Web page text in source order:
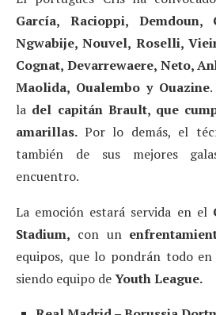
García, Racioppi, Demdoun,
Ngwabije, Nouvel, Roselli,
Cognat, Devarrewaere, Neto,
Maolida, Oualembo y Ouazine
la del capitán Brault, que
amarillas. Por lo demás, el
también de sus mejores
encuentro.
La emoción estará servida en el
Stadium, con un
equipos, que lo pondrán todo
siendo equipo deYouth League.